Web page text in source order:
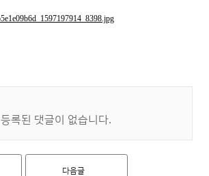
등록된 댓글이 없습니다.
다음글